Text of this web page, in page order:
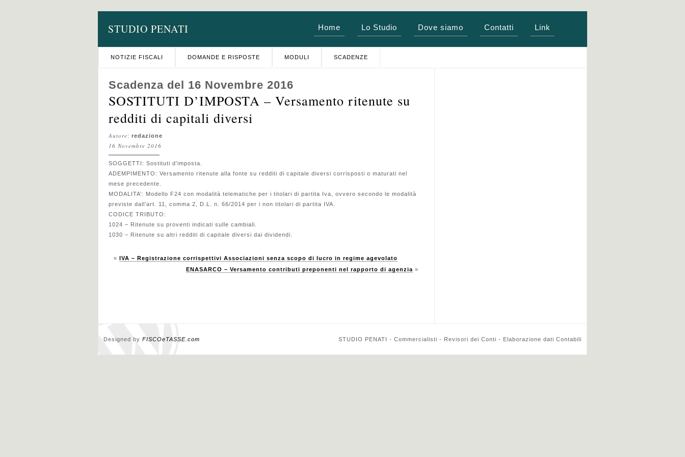
STUDIO PENATI Home Lo Studio Dove siamo Contatti Link
NOTIZIE FISCALI DOMANDE E RISPOSTE MODULI SCADENZE
Scadenza del 16 Novembre 2016
SOSTITUTI D’IMPOSTA – Versamento ritenute su
redditi di capitali diversi
Autore: redazione
16 Novembre 2016
SOGGETTI: Sostituti d’imposta.
ADEMPIMENTO: Versamento ritenute alla fonte su redditi di capitale diversi corrisposti o maturati nel
mese precedente.
MODALITA’: Modello F24 con modalità telematiche per i titolari di partita Iva, ovvero secondo le modalità
previste dall’art. 11, comma 2, D.L. n. 66/2014 per i non titolari di partita IVA.
CODICE TRIBUTO:
1024 – Ritenute su proventi indicati sulle cambiali.
1030 – Ritenute su altri redditi di capitale diversi dai dividendi.
« IVA – Registrazione corrispettivi Associazioni senza scopo di lucro in regime agevolato
ENASARCO – Versamento contributi preponenti nel rapporto di agenzia »
Designed by FISCOeTASSE.com STUDIO PENATI - Commercialisti - Revisori dei Conti - Elaborazione dati Contabili